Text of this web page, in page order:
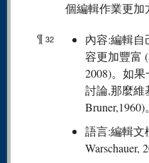
個編輯作業更加
¶ 32
內容:編輯
容更加豐富
2008)。如
討論,那麼維
Bruner,1960)。
語言:編輯文
Warschauer,